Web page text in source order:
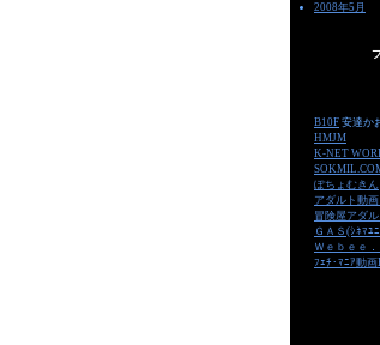
2008年5月
B10F 安達か
HMJM
K-NET
ぽちょむきん
アダルト動
冒険屋アダル
ＧＡＳ(ｼﾈﾏﾕ
Ｗｅｂｅｅ．
ﾌｪﾁ･ﾏﾆｱ動画